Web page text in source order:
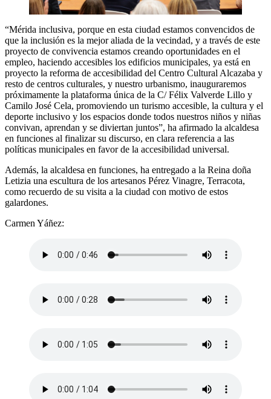
“Mérida inclusiva, porque en esta ciudad estamos convencidos de
que la inclusión es la mejor aliada de la vecindad, y a través de este
proyecto de convivencia estamos creando oportunidades en el
empleo, haciendo accesibles los edificios municipales, ya está en
proyecto la reforma de accesibilidad del Centro Cultural Alcazaba y
resto de centros culturales, y nuestro urbanismo, inauguraremos
próximamente la plataforma única de la C/ Félix Valverde Lillo y
Camilo José Cela, promoviendo un turismo accesible, la cultura y el
deporte inclusivo y los espacios donde todos nuestros niños y niñas
convivan, aprendan y se diviertan juntos”, ha afirmado la alcaldesa
en funciones al finalizar su discurso, en clara referencia a las
políticas municipales en favor de la accesibilidad universal.
Además, la alcaldesa en funciones, ha entregado a la Reina doña
Letizia una escultura de los artesanos Pérez Vinagre, Terracota,
como recuerdo de su visita a la ciudad con motivo de estos
galardones.
Carmen Yáñez: